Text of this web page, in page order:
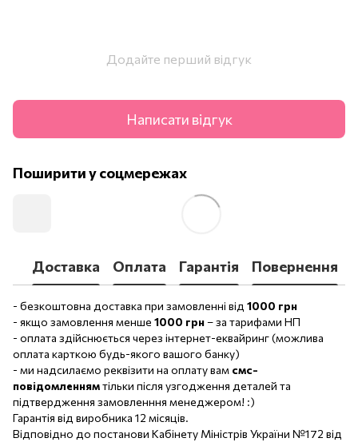
Додайте перший відгук
Написати відгук
Поширити у соцмережах
Доставка Оплата Гарантія Повернення
- безкоштовна доставка при замовленні від 1000 грн
- якщо замовлення менше 1000 грн– за тарифами НП
- оплата здійснюється через інтернет-еквайринг (можлива
оплата карткою будь-якого вашого банку)
- ми надсилаємо реквізити на оплату вам смс-
повідомленнямтільки після узгодження деталей та
підтвердження замовленння менеджером! :)
Гарантія від виробника 12 місяців.
Відповідно до постанови Кабінету Міністрів України №172 від